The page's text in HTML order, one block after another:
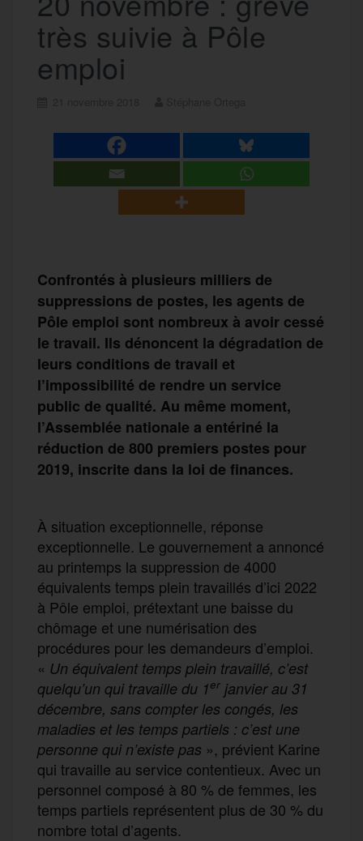
très suivie à Pôle
emploi
Confrontés à plusieurs milliers de
suppressions de postes, les agents de
Pôle emploi sont nombreux à avoir cessé
le travail. Ils dénoncent la dégradation de
leurs conditions de travail et
l’impossibilité de rendre un service
public de qualité. Au même moment,
l’Assemblée nationale a entériné la
réduction de 800 premiers postes pour
2019, inscrite dans la loi de finances.
À situation exceptionnelle, réponse
exceptionnelle. Le gouvernement a annoncé
au printemps la suppression de 4000
équivalents temps plein travaillés d’ici 2022
à Pôle emploi, prétextant une baisse du
chômage et une numérisation des
procédures pour les demandeurs d’emploi.
« Un équivalent temps plein travaillé, c’est
quelqu’un qui travaille du 1er janvier au 31
décembre, sans compter les congés, les
maladies et les temps partiels : c’est une
personne qui n’existe pas », prévient Karine
qui travaille au service contentieux. Avec un
personnel composé à 80 % de femmes, les
temps partiels représentent plus de 30 % du
nombre total d’agents.